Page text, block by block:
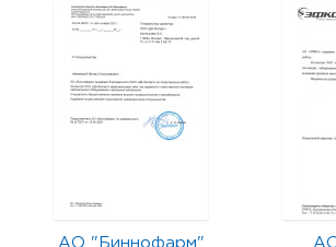
АО "Биннофарм"